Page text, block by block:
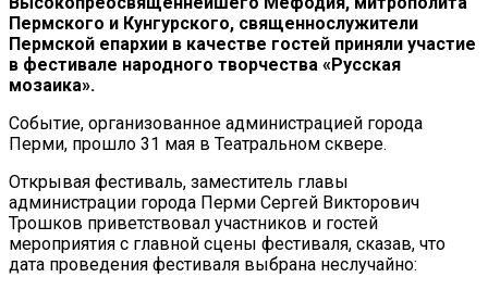
Пермского и Кунгурского, священнослужители
Пермской епархии в качестве гостей приняли участие
в фестивале народного творчества «Русская
мозаика».
Событие, организованное администрацией города
Перми, прошло 31 мая в Театральном сквере.
Открывая фестиваль, заместитель главы
администрации города Перми Сергей Викторович
Трошков приветствовал участников и гостей
мероприятия с главной сцены фестиваля, сказав, что
дата проведения фестиваля выбрана неслучайно: